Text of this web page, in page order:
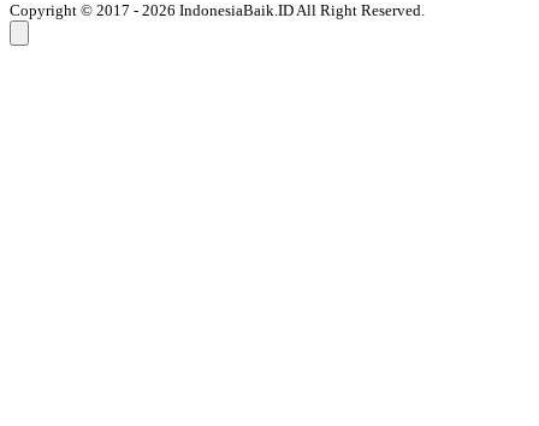
Copyright © 2017 - 2026 IndonesiaBaik.ID All Right Reserved.